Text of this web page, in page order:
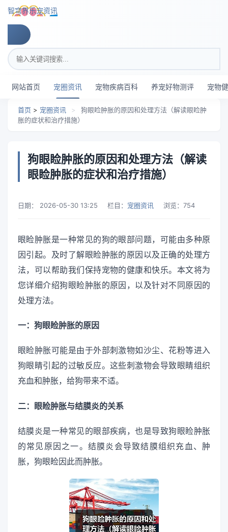
跳转到主要内容
智穹界乐宠资讯
搜索关键词
网站首页 宠圈资讯 宠物疾病百科 养宠好物测评 宠物
首页 > 宠圈资讯 >
狗眼睑肿胀的原因和处理方法（解读眼睑肿
胀的症状和治疗措施）
狗眼睑肿胀的原因和处理方法（解读
眼睑肿胀的症状和治疗措施）
日期： 2026-05-30 13:25 栏目： 宠圈资讯 浏览： 754
眼睑肿胀是一种常见的狗的眼部问题，可能由多种原
因引起。及时了解眼睑肿胀的原因以及正确的处理方
法，可以帮助我们保持宠物的健康和快乐。本文将为
您详细介绍狗眼睑肿胀的原因，以及针对不同原因的
处理方法。
一：狗眼睑肿胀的原因
眼睑肿胀可能是由于外部刺激物如沙尘、花粉等进入
狗眼睛引起的过敏反应。这些刺激物会导致眼睛组织
充血和肿胀，给狗带来不适。
二：眼睑肿胀与结膜炎的关系
结膜炎是一种常见的眼部疾病，也是导致狗眼睑肿胀
的常见原因之一。结膜炎会导致结膜组织充血、肿
胀，狗眼睑因此而肿胀。